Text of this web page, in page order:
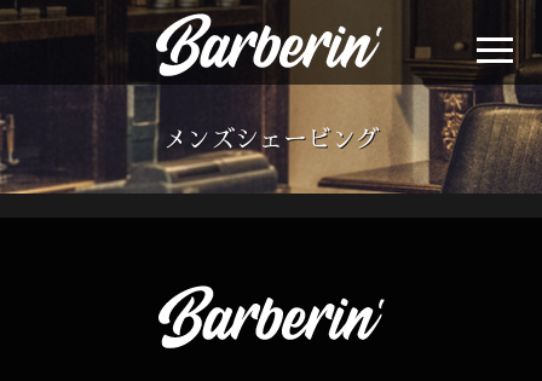
メンズシェービング